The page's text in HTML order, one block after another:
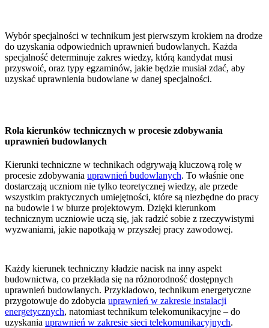
Wybór specjalności w technikum jest pierwszym krokiem na drodze
do uzyskania odpowiednich uprawnień budowlanych. Każda
specjalność determinuje zakres wiedzy, którą kandydat musi
przyswoić, oraz typy egzaminów, jakie będzie musiał zdać, aby
uzyskać uprawnienia budowlane w danej specjalności.
Rola kierunków technicznych w procesie zdobywania
uprawnień budowlanych
Kierunki techniczne w technikach odgrywają kluczową rolę w
procesie zdobywania uprawnień budowlanych. To właśnie one
dostarczają uczniom nie tylko teoretycznej wiedzy, ale przede
wszystkim praktycznych umiejętności, które są niezbędne do pracy
na budowie i w biurze projektowym. Dzięki kierunkom
technicznym uczniowie uczą się, jak radzić sobie z rzeczywistymi
wyzwaniami, jakie napotkają w przyszłej pracy zawodowej.
Każdy kierunek techniczny kładzie nacisk na inny aspekt
budownictwa, co przekłada się na różnorodność dostępnych
uprawnień budowlanych. Przykładowo, technikum energetyczne
przygotowuje do zdobycia uprawnień w zakresie instalacji
energetycznych, natomiast technikum telekomunikacyjne – do
uzyskania uprawnień w zakresie sieci telekomunikacyjnych.